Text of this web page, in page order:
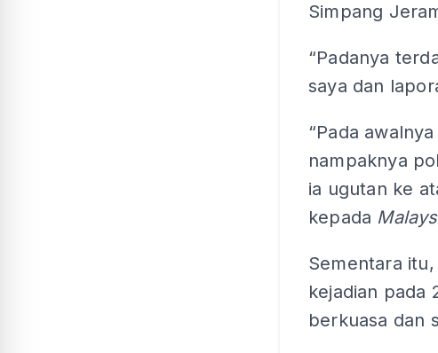
Simpang
“Padanya
saya dan
“Pada
nampaknya
ia ugutan ke
kepada
Sementara
kejadian pada
berkuasa dan